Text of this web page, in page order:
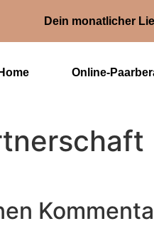
Dein monatlicher
Home Online-